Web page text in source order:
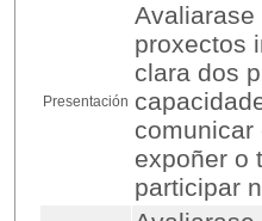
Presentación
proxectos
clara dos
comunicar
expoñer o
participar